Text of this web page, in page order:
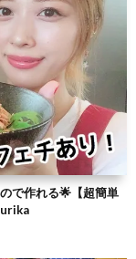
で作れる🌟【超簡単